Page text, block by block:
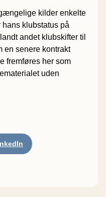
kilder enkelte
klubstatus på
andet klubskifter til
en senere kontrakt
fremføres her som
uden